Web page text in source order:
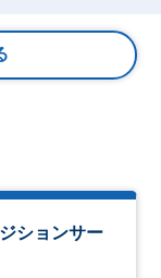
ションサー